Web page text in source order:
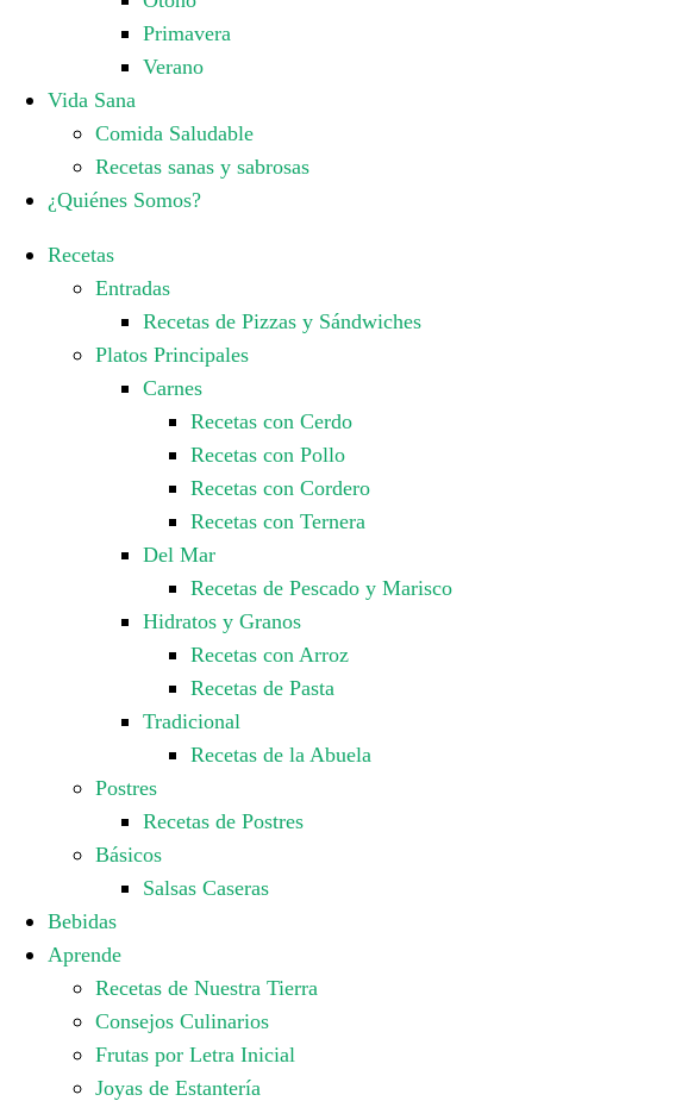
Primavera
Verano
Vida Sana
Comida Saludable
Recetas sanas y sabrosas
¿Quiénes Somos?
Recetas
Entradas
Recetas de Pizzas y Sándwiches
Platos Principales
Carnes
Recetas con Cerdo
Recetas con Pollo
Recetas con Cordero
Recetas con Ternera
Del Mar
Recetas de Pescado y Marisco
Hidratos y Granos
Recetas con Arroz
Recetas de Pasta
Tradicional
Recetas de la Abuela
Postres
Recetas de Postres
Básicos
Salsas Caseras
Bebidas
Aprende
Recetas de Nuestra Tierra
Consejos Culinarios
Frutas por Letra Inicial
Joyas de Estantería